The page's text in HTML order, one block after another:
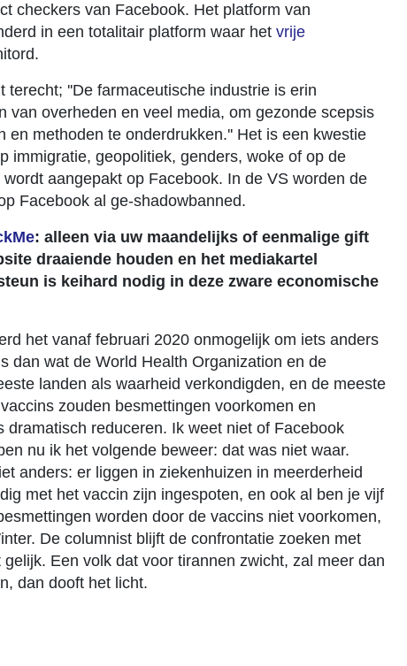
checkers van Facebook. Het platform van
in een totalitair platform waar het vrije
terecht; ''De farmaceutische industrie is erin
van overheden en veel media, om gezonde scepsis
en methoden te onderdrukken.'' Het is een kwestie
immigratie, geopolitiek, genders, woke of op de
aangepakt op Facebook. In de VS worden de
Facebook al ge-shadowbanned.
: alleen via uw maandelijks of eenmalige gift
draaiende houden en het mediakartel
is keihard nodig in deze zware economische
het vanaf februari 2020 onmogelijk om iets anders
dan wat de World Health Organization en de
landen als waarheid verkondigden, en de meeste
zouden besmettingen voorkomen en
dramatisch reduceren. Ik weet niet of Facebook
nu ik het volgende beweer: dat was niet waar.
anders: er liggen in ziekenhuizen in meerderheid
met het vaccin zijn ingespoten, en ook al ben je vijf
worden door de vaccins niet voorkomen,
De columnist blijft de confrontatie zoeken met
Een volk dat voor tirannen zwicht, zal meer dan
dan dooft het licht.